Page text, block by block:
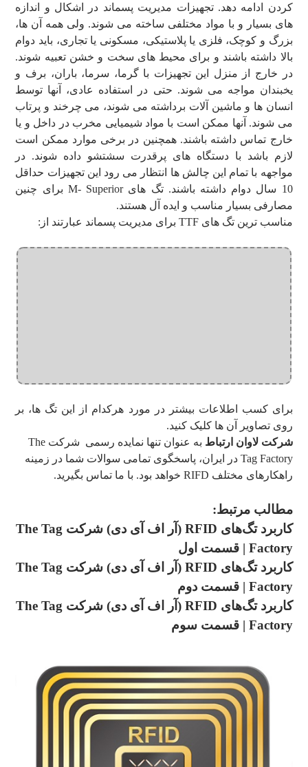
کردن ادامه دهد. تجهیزات مدیریت پسماند در اشکال و اندازه
های بسیار و با مواد مختلفی ساخته می شوند. ولی همه آن ها،
بزرگ و کوچک، فلزی یا پلاستیکی، مسکونی یا تجاری، باید دوام
بالا داشته باشند و برای محیط های سخت و خشن تعبیه شوند.
در خارج از منزل این تجهیزات با گرما، سرما، باران، برف و
یخبندان مواجه می شوند. حتی در استفاده عادی، آنها توسط
انسان ها و ماشین آلات برداشته می شوند، می چرخند و پرتاب
می شوند. آنها ممکن است با مواد شیمیایی مخرب در داخل و یا
خارج تماس داشته باشند. همچنین در برخی موارد ممکن است
لازم باشد با دستگاه های پرقدرت سشتشو داده شوند. در
مواجهه با تمام این چالش ها انتظار می رود این تجهیزات حداقل
10 سال دوام داشته باشند. تگ های M- Superior برای چنین
مصارفی بسیار مناسب و ایده آل هستند.
مناسب ترین تگ های TTF برای مدیریت پسماند عبارتند از:
برای کسب اطلاعات بیشتر در مورد هرکدام از این تگ ها، بر
روی تصاویر آن ها کلیک کنید.
شرکت لاوان ارتباط
به عنوان تنها نمایده رسمی شرکت The
Tag Factory در ایران، پاسخگوی تمامی سوالات شما در زمینه
راهکارهای مختلف RIFD خواهد بود. با ما تماس بگیرید.
مطالب مرتبط:
کاربرد تگ‌های RFID (آر اف آی دی) شرکت The Tag
Factory | قسمت اول
کاربرد تگ‌های RFID (آر اف آی دی) شرکت The Tag
Factory | قسمت دوم
کاربرد تگ‌های RFID (آر اف آی دی) شرکت The Tag
Factory | قسمت سوم